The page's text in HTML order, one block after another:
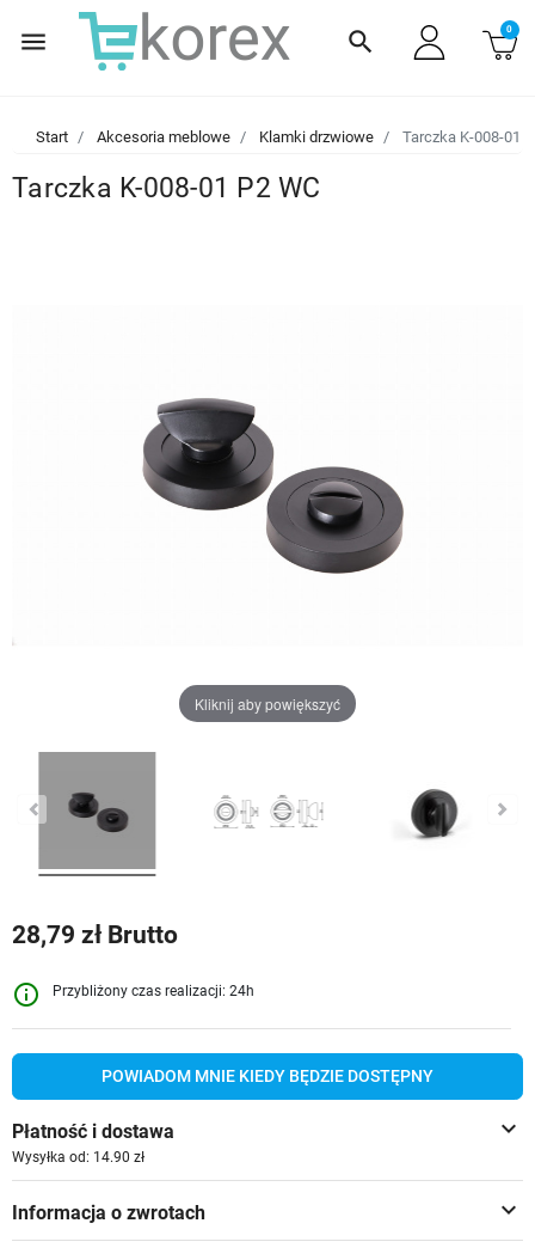
menu search 0
Start Akcesoria meblowe Klamki drzwiowe Tarczka K-008-01
Tarczka K-008-01 P2 WC
Kliknij aby powiększyć
28,79 zł Brutto
info_outline Przybliżony czas realizacji: 24h
POWIADOM MNIE KIEDY BĘDZIE DOSTĘPNY
keyboard_arrow_down
Płatność i dostawa
Wysyłka od: 14.90 zł
keyboard_arrow_down
Informacja o zwrotach